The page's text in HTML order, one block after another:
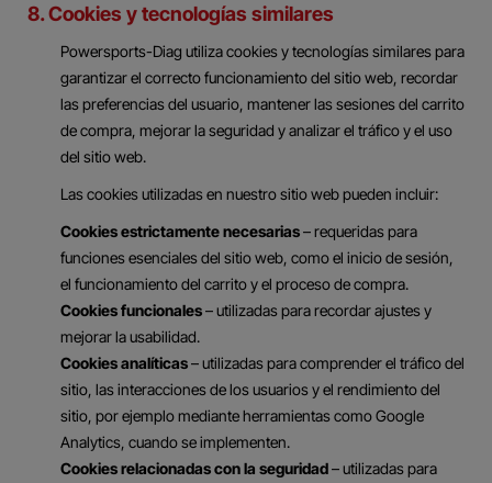
8. Cookies y tecnologías similares
Powersports-Diag utiliza cookies y tecnologías similares para
garantizar el correcto funcionamiento del sitio web, recordar
las preferencias del usuario, mantener las sesiones del carrito
de compra, mejorar la seguridad y analizar el tráfico y el uso
del sitio web.
Las cookies utilizadas en nuestro sitio web pueden incluir:
Cookies estrictamente necesarias– requeridas para
funciones esenciales del sitio web, como el inicio de sesión,
el funcionamiento del carrito y el proceso de compra.
Cookies funcionales– utilizadas para recordar ajustes y
mejorar la usabilidad.
Cookies analíticas– utilizadas para comprender el tráfico del
sitio, las interacciones de los usuarios y el rendimiento del
sitio, por ejemplo mediante herramientas como Google
Analytics, cuando se implementen.
Cookies relacionadas con la seguridad– utilizadas para